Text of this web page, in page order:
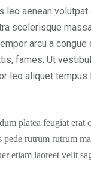
leo aenean
scelerisque
arcu a
fames. Ut
leo aliquet tempus
platea feugiat
pede rutrum rutrum
etiam laoreet velit